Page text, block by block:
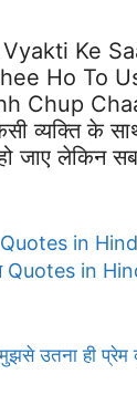
Ke
Ho To
Chup
व्यक्ति के
जाए लेकिन
in
Quotes in
मुझसे उतना ही